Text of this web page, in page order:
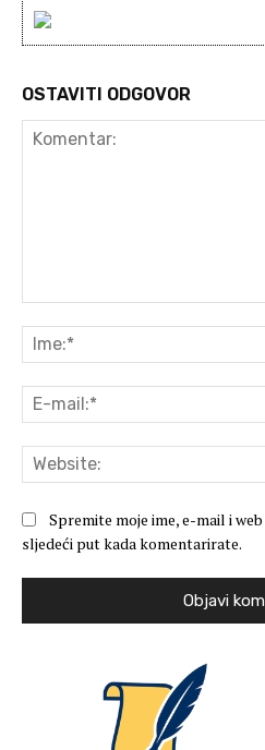
OSTAVITI ODGOVOR
Spremite moje ime, e-mail i
sljedeći put kada komentarirate.